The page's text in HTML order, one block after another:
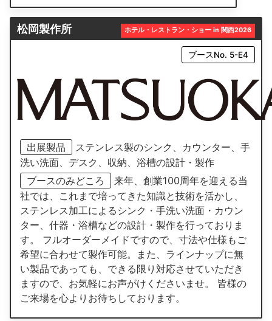
松岡製作所 ホテル・レストラン・ショー in 関西2026
ブースNo. 5-E4
出展製品
ステンレス製のシンク、カウンター、手
洗い洗面、デスク、収納、浴槽の設計・製作
ブースのみどころ
来年、創業100周年を迎える当
社では、これまで培ってきた知識と技術を活かし、
ステンレス加工によるシンク・手洗い洗面・カウン
ター、什器・浴槽などの設計・製作を行っておりま
す。 フルオーダーメイドですので、寸法や仕様もご
希望に合わせて製作可能。また、ラインナップに無
い製品であっても、できる限り対応させていただき
ますので、お気軽にお声がけくださいませ。 皆様の
ご来場を心よりお待ちしております。